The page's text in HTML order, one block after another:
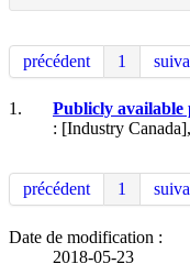
précédent 1
1. Publicly available
: [Industry
précédent 1
Date de modification :
2018-05-23